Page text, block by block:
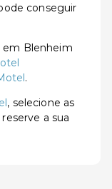
conseguir
em Blenheim
.
, selecione as
a sua